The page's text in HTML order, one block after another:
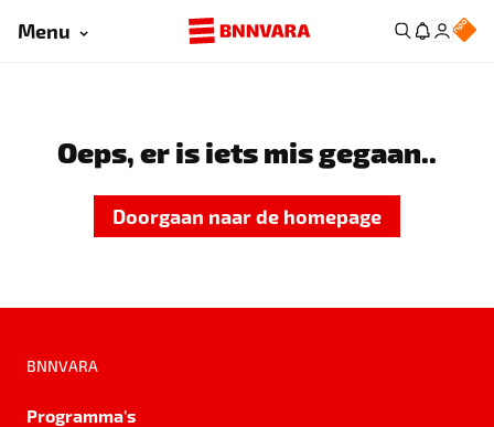
Menu
Oeps, er is iets mis gegaan..
Doorgaan naar de homepage
BNNVARA
Programma's